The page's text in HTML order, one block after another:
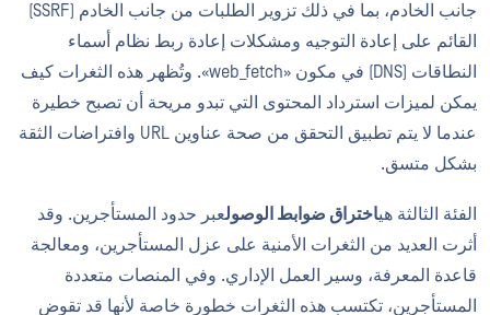
جانب الخادم، بما في ذلك تزوير الطلبات من جانب الخادم (SSRF)
القائم على إعادة التوجيه ومشكلات إعادة ربط نظام أسماء
النطاقات (DNS) في مكون «web_fetch». وتُظهر هذه الثغرات كيف
يمكن لميزات استرداد المحتوى التي تبدو مريحة أن تصبح خطيرة
عندما لا يتم تطبيق التحقق من صحة عناوين URL وافتراضات الثقة
بشكل متسق.
الفئة الثالثة هياختراق ضوابط الوصولعبر حدود المستأجرين. وقد
أثرت العديد من الثغرات الأمنية على عزل المستأجرين، ومعالجة
قاعدة المعرفة، وسير العمل الإداري. وفي المنصات متعددة
المستأجرين، تكتسب هذه الثغرات خطورة خاصة لأنها قد تقوض